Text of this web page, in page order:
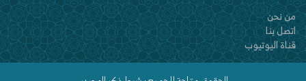
من نحن
اتصل بنا
قناة اليوتيوب